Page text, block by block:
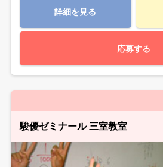
詳細を見る
応募する
駿優ゼミナール 三室教室